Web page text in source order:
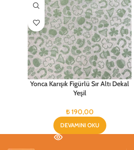
Yonca Karışık Figürlü Sır Altı Dekal
Yeşil
₺190,00
DEVAMINI OKU